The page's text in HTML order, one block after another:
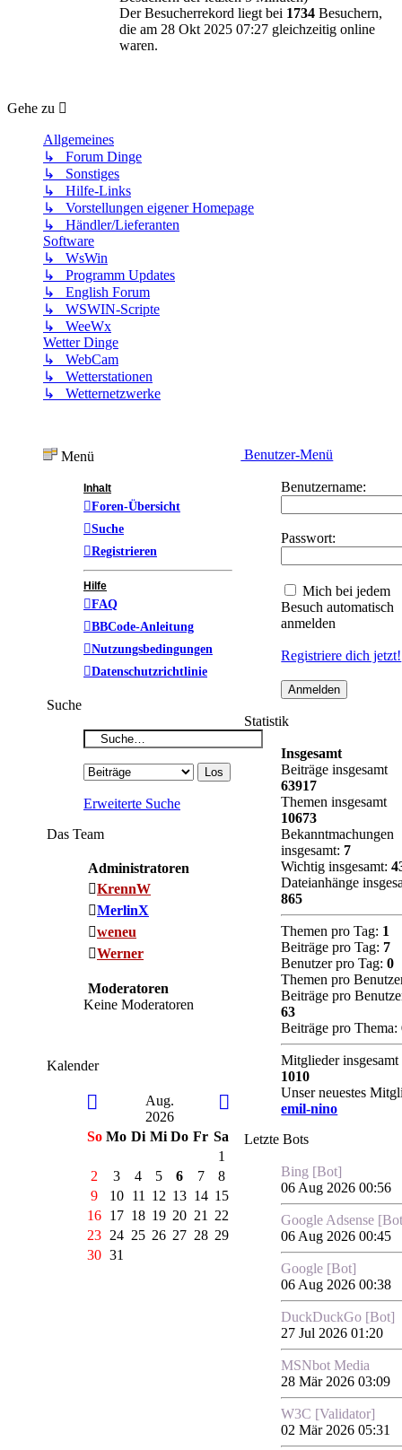
Der Besucherrekord liegt bei 1734 Besuchern,
die am 28 Okt 2025 07:27 gleichzeitig online
waren.
Gehe zu
Allgemeines
↳ Forum Dinge
↳ Sonstiges
↳ Hilfe-Links
↳ Vorstellungen eigener Homepage
↳ Händler/Lieferanten
Software
↳ WsWin
↳ Programm Updates
↳ English Forum
↳ WSWIN-Scripte
↳ WeeWx
Wetter Dinge
↳ WebCam
↳ Wetterstationen
↳ Wetternetzwerke
Menü
Inhalt
Foren-Übersicht
Suche
Registrieren
Hilfe
FAQ
BBCode-Anleitung
Nutzungsbedingungen
Datenschutzrichtlinie
Suche
Erweiterte Suche
Das Team
Administratoren
KrennW
MerlinX
weneu
Werner
Moderatoren
Keine Moderatoren
Kalender
Aug.
2026
So Mo Di Mi Do Fr Sa
1
2
3 4 5 6 7
8
9
10 11 12 13 14 15
16 17 18 19 20 21 22
23 24 25 26 27 28 29
30 31
Benutzer-Menü
Benutzername:
Passwort:
Mich bei jedem
Besuch automatisch
anmelden
Registriere dich jetzt!
Statistik
Insgesamt
Beiträge insgesamt
63917
Themen insgesamt
10673
Bekanntmachungen
insgesamt: 7
Wichtig insgesamt:
Dateianhänge
865
Themen pro Tag: 1
Beiträge pro Tag: 7
Benutzer pro Tag:0
Themen pro
Beiträge pro
63
Beiträge pro Thema:
Mitglieder insgesamt
1010
Unser neuestes
emil-nino
Letzte Bots
Bing [Bot]
06 Aug 2026 00:56
Google Adsense
06 Aug 2026 00:45
Google [Bot]
06 Aug 2026 00:38
DuckDuckGo [Bot]
27 Jul 2026 01:20
MSNbot Media
28 Mär 2026 03:09
W3C [Validator]
02 Mär 2026 05:31